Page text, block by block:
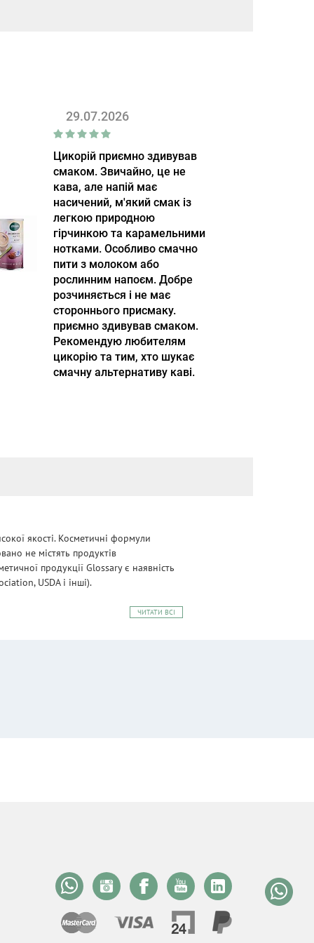
29.07.2026
Цикорій приємно здивував
смаком. Звичайно, це не
кава, але напій має
насичений, м'який смак із
легкою природною
гірчинкою та карамельними
нотками. Особливо смачно
пити з молоком або
рослинним напоєм. Добре
розчиняється і не має
стороннього присмаку.
приємно здивував смаком.
Рекомендую любителям
цикорію та тим, хто шукає
смачну альтернативу каві.
якості. Косметичні формули
не містять продуктів
продукції Glossary є наявність
USDA і інші).
ЧИТАТИ ВСІ